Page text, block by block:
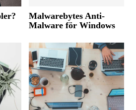
Malwarebytes Anti-
Malware för Windows